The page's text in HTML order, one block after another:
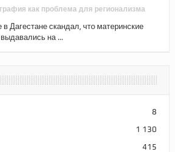
как проблема для регионализма
Дагестане скандал, что материнские
на ...
8
1 130
415